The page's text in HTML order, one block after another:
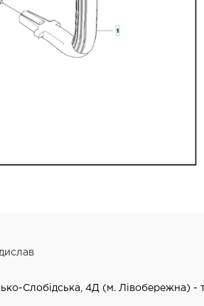
Слобідська, 4Д (м. Лівобережна)